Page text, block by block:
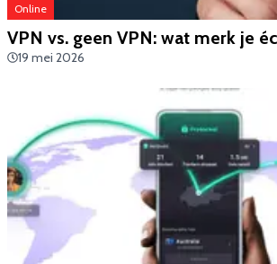
Online
VPN vs. geen VPN: wat merk je
19 mei 2026